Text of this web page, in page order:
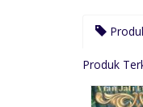
Produk